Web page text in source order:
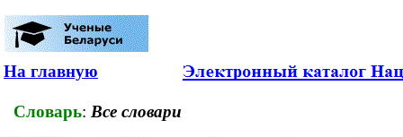
На главную
Словарь: Все словари